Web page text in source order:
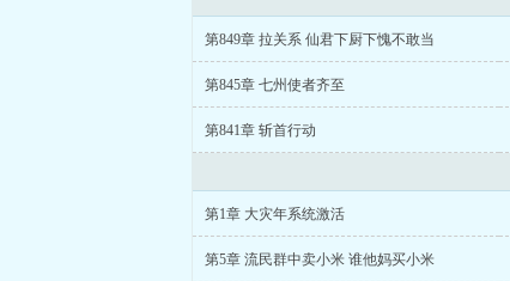
第849章 拉关系 仙君下厨下愧不敢当
第845章 七州使者齐至
第841章 斩首行动
第1章 大灾年系统激活
第5章 流民群中卖小米 谁他妈买小米